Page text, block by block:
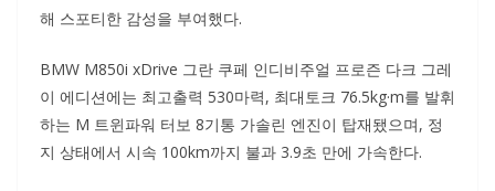
해 스포티한 감성을 부여했다.
BMW M850i xDrive 그란 쿠페 인디비주얼 프로즌 다크 그레
이 에디션에는 최고출력 530마력, 최대토크 76.5kg·m를 발휘
하는 M 트윈파워 터보 8기통 가솔린 엔진이 탑재됐으며, 정
지 상태에서 시속 100km까지 불과 3.9초 만에 가속한다.